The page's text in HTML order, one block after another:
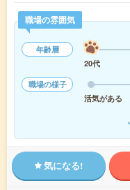
職場の雰囲気
年齢層
20代
職場の様子
活気がある
気になる!